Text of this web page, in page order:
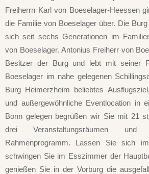
Freiherrn Karl von Boeselager-Heessen
die Familie von Boeselager über. Die
sich seit sechs Generationen im
von Boeselager. Antonius Freiherr von
Besitzer der Burg und lebt mit seiner
Boeselager im nahe gelegenen
Burg Heimerzheim beliebtes
und außergewöhnliche Eventlocation in
Bonn gelegen begrüßen wir Sie mit 21
drei Veranstaltungsräumen und
Rahmenprogramm. Lassen Sie sich
schwingen Sie im Esszimmer der
genießen Sie in der Vorburg die